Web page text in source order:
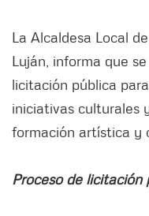
La Alcaldesa Local
Luján, informa que
licitación pública
iniciativas culturales
formación artística y
Proceso de licitación